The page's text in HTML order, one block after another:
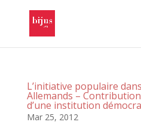
L’initiative populaire
Allemands –
d’une institution
Mar 25, 2012